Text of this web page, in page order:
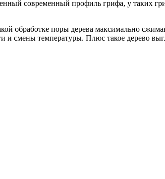
современный профиль грифа, у таких
обработке поры дерева максимально
и смены температуры. Плюс такое дерево